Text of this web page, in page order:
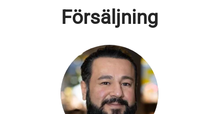
Försäljning